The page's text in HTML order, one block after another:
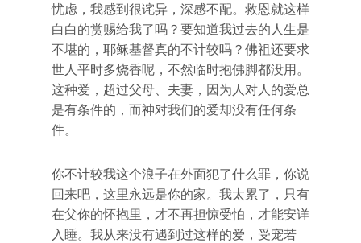
忧虑，我感到很诧异，深感不配。救恩就这样
白白的赏赐给我了吗？要知道我过去的人生是
不堪的，耶稣基督真的不计较吗？佛祖还要求
世人平时多烧香呢，不然临时抱佛脚都没用。
这种爱，超过父母、夫妻，因为人对人的爱总
是有条件的，而神对我们的爱却没有任何条
件。
你不计较我这个浪子在外面犯了什么罪，你说
回来吧，这里永远是你的家。我太累了，只有
在父你的怀抱里，才不再担惊受怕，才能安详
入睡。我从来没有遇到过这样的爱，受宠若